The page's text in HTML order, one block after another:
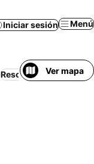
Iniciar sesión Menú
Resort AireVer mapa